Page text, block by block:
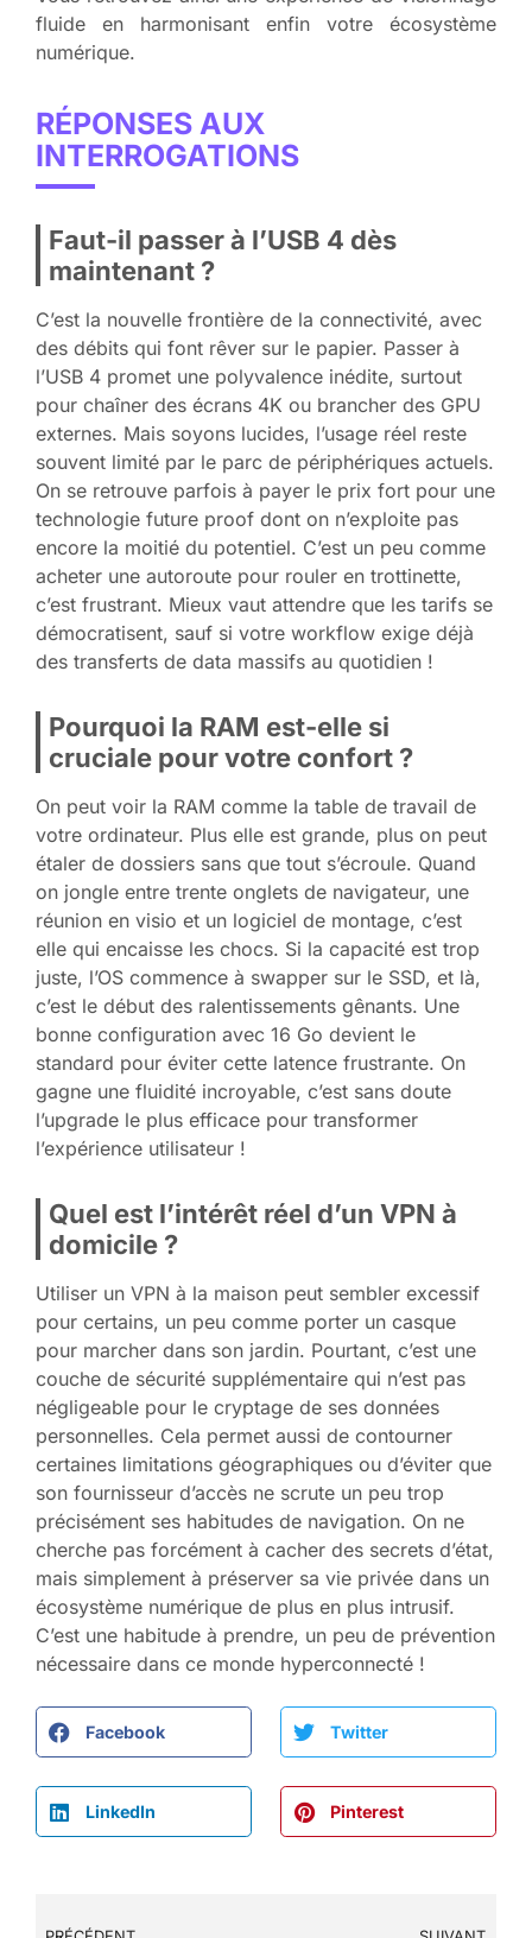
fluide en harmonisant enfin votre écosystème
numérique.
RÉPONSES AUX
INTERROGATIONS
Faut-il passer à l’USB 4 dès
maintenant ?
C’est la nouvelle frontière de la connectivité, avec
des débits qui font rêver sur le papier. Passer à
l’USB 4 promet une polyvalence inédite, surtout
pour chaîner des écrans 4K ou brancher des GPU
externes. Mais soyons lucides, l’usage réel reste
souvent limité par le parc de périphériques actuels.
On se retrouve parfois à payer le prix fort pour une
technologie future proof dont on n’exploite pas
encore la moitié du potentiel. C’est un peu comme
acheter une autoroute pour rouler en trottinette,
c’est frustrant. Mieux vaut attendre que les tarifs se
démocratisent, sauf si votre workflow exige déjà
des transferts de data massifs au quotidien !
Pourquoi la RAM est-elle si
cruciale pour votre confort ?
On peut voir la RAM comme la table de travail de
votre ordinateur. Plus elle est grande, plus on peut
étaler de dossiers sans que tout s’écroule. Quand
on jongle entre trente onglets de navigateur, une
réunion en visio et un logiciel de montage, c’est
elle qui encaisse les chocs. Si la capacité est trop
juste, l’OS commence à swapper sur le SSD, et là,
c’est le début des ralentissements gênants. Une
bonne configuration avec 16 Go devient le
standard pour éviter cette latence frustrante. On
gagne une fluidité incroyable, c’est sans doute
l’upgrade le plus efficace pour transformer
l’expérience utilisateur !
Quel est l’intérêt réel d’un VPN à
domicile ?
Utiliser un VPN à la maison peut sembler excessif
pour certains, un peu comme porter un casque
pour marcher dans son jardin. Pourtant, c’est une
couche de sécurité supplémentaire qui n’est pas
négligeable pour le cryptage de ses données
personnelles. Cela permet aussi de contourner
certaines limitations géographiques ou d’éviter que
son fournisseur d’accès ne scrute un peu trop
précisément ses habitudes de navigation. On ne
cherche pas forcément à cacher des secrets d’état,
mais simplement à préserver sa vie privée dans un
écosystème numérique de plus en plus intrusif.
C’est une habitude à prendre, un peu de prévention
nécessaire dans ce monde hyperconnecté !
Facebook Twitter
LinkedIn Pinterest